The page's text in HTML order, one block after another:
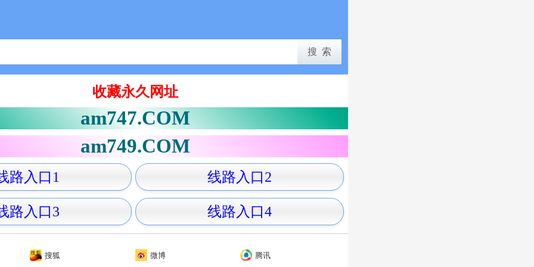
收藏永久网址
am747.COM
am749.COM
路入口1 线路入口2
路入口3 线路入口4
搜狐 微博 腾讯